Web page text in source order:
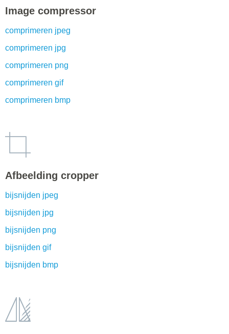
Image compressor
comprimeren jpeg
comprimeren jpg
comprimeren png
comprimeren gif
comprimeren bmp
Afbeelding cropper
bijsnijden jpeg
bijsnijden jpg
bijsnijden png
bijsnijden gif
bijsnijden bmp